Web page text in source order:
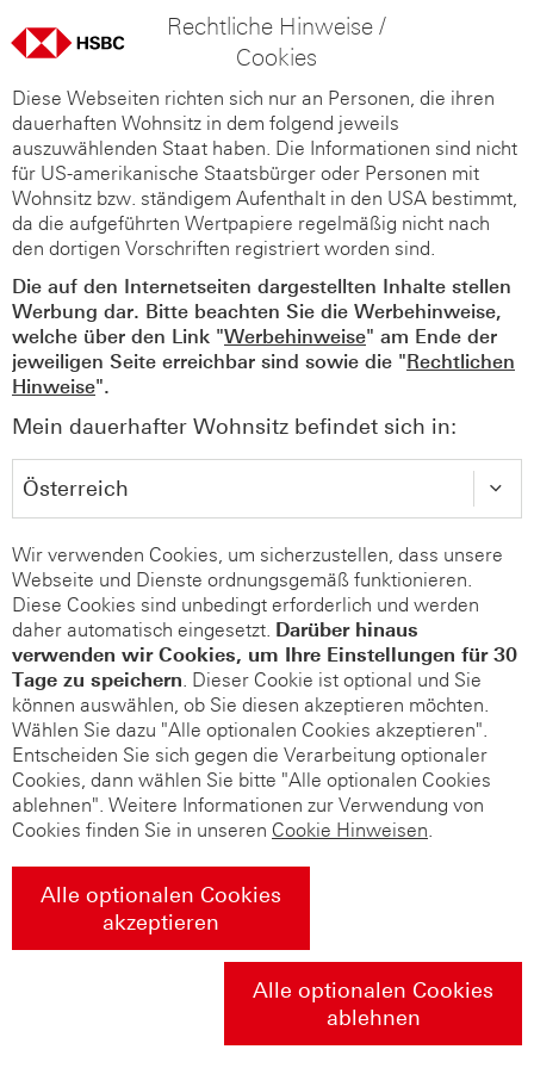
Rechtliche Hinweise /
Cookies
Diese Webseiten richten sich nur an Personen, die ihren
dauerhaften Wohnsitz in dem folgend jeweils
auszuwählenden Staat haben. Die Informationen sind nicht
für US-amerikanische Staatsbürger oder Personen mit
Wohnsitz bzw. ständigem Aufenthalt in den USA bestimmt,
da die aufgeführten Wertpapiere regelmäßig nicht nach
den dortigen Vorschriften registriert worden sind.
Die auf den Internetseiten dargestellten Inhalte stellen
Werbung dar. Bitte beachten Sie die Werbehinweise,
welche über den Link "Werbehinweise" am Ende der
jeweiligen Seite erreichbar sind sowie die "Rechtlichen
Hinweise".
Mein dauerhafter Wohnsitz befindet sich in:
Wir verwenden Cookies, um sicherzustellen, dass unsere
Webseite und Dienste ordnungsgemäß funktionieren.
Diese Cookies sind unbedingt erforderlich und werden
daher automatisch eingesetzt. Darüber hinaus
verwenden wir Cookies, um Ihre Einstellungen für 30
Tage zu speichern. Dieser Cookie ist optional und Sie
können auswählen, ob Sie diesen akzeptieren möchten.
Wählen Sie dazu "Alle optionalen Cookies akzeptieren".
Entscheiden Sie sich gegen die Verarbeitung optionaler
Cookies, dann wählen Sie bitte "Alle optionalen Cookies
ablehnen". Weitere Informationen zur Verwendung von
Cookies finden Sie in unseren Cookie Hinweisen.
Alle optionalen Cookies
akzeptieren
Alle optionalen Cookies
ablehnen